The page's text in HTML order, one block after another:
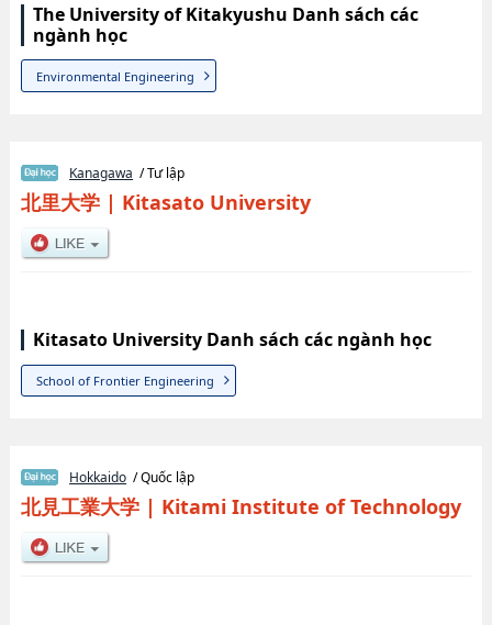
The University of Kitakyushu Danh sách các
ngành học
Environmental Engineering
Kanagawa / Tư lập
北里大学| Kitasato University
Kitasato University Danh sách các ngành học
School of Frontier Engineering
Hokkaido / Quốc lập
北見工業大学| Kitami Institute of Technology